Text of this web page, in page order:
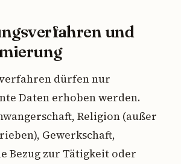
und
dürfen nur
Daten erhoben werden.
Religion (außer
Gewerkschaft,
Bezug zur Tätigkeit oder